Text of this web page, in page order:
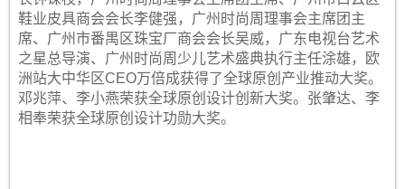
鞋业皮具商会会长李健强，广州时尚周理事会主席团主
席、广州市番禺区珠宝厂商会会长吴威，广东电视台艺术
之星总导演、广州时尚周少儿艺术盛典执行主任涂雄，欧
洲站大中华区CEO万倍成获得了全球原创产业推动大奖。
邓兆萍、李小燕荣获全球原创设计创新大奖。张肇达、李
相奉荣获全球原创设计功勋大奖。